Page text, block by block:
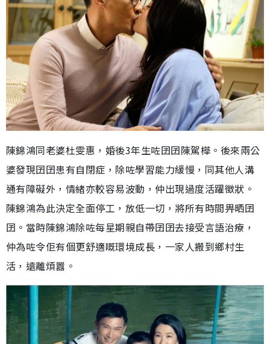
陳錦鴻同老婆杜雯惠，婚後3年生咗囝囝陳駕樺。後來兩公
婆發現囝囝患有自閉症，除咗學習能力緩慢，同其他人溝
通有障礙外，情緒亦較容易波動，仲出現過度活躍徵狀。
陳錦鴻為此決定全面停工，放低一切，將所有時間畀晒囝
囝。當時陳錦鴻除咗每星期親自帶囝囝去接受言語治療，
仲為咗令佢有個更舒適嘅環境成長，一家人搬到鄉村生
活，遠離煩囂。